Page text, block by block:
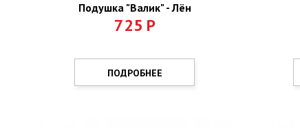
Подушка "Валик" - Лён
725 Р
ПОДРОБНЕЕ